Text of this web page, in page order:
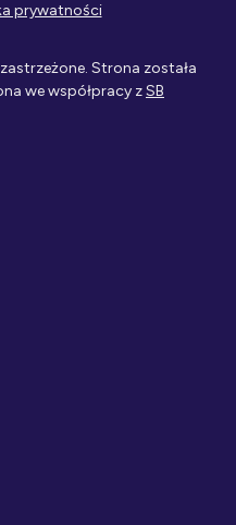
Strona została
we współpracy zSB
prywatności